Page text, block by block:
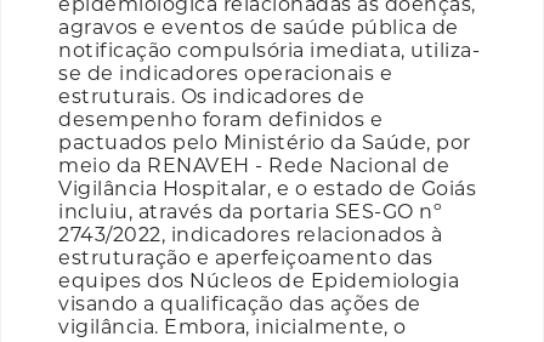
epidemiológica relacionadas às doenças,
agravos e eventos de saúde pública de
notificação compulsória imediata, utiliza-
se de indicadores operacionais e
estruturais. Os indicadores de
desempenho foram definidos e
pactuados pelo Ministério da Saúde, por
meio da RENAVEH - Rede Nacional de
Vigilância Hospitalar, e o estado de Goiás
incluiu, através da portaria SES-GO nº
2743/2022, indicadores relacionados à
estruturação e aperfeiçoamento das
equipes dos Núcleos de Epidemiologia
visando a qualificação das ações de
vigilância. Embora, inicialmente, o